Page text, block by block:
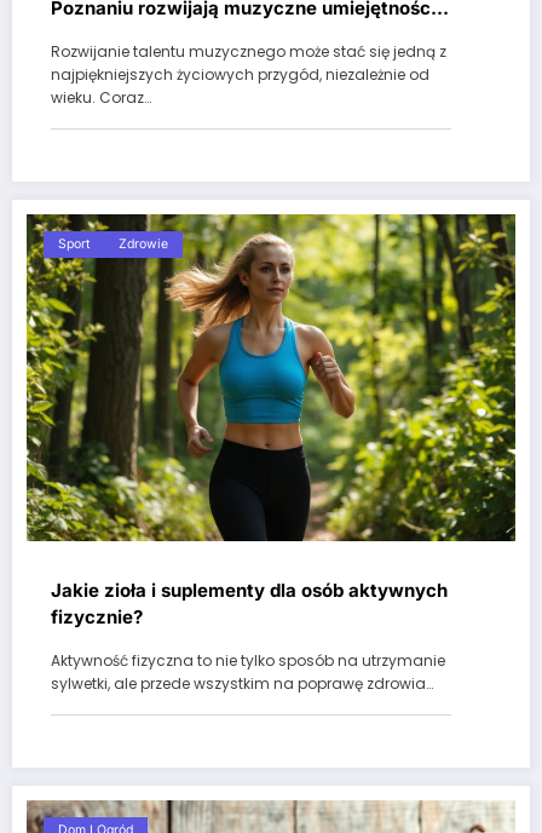
Poznaniu rozwijają muzyczne umiejętności
Rozwijanie talentu muzycznego może stać się jedną z
najpiękniejszych życiowych przygód, niezależnie od
wieku. Coraz…
Sport Zdrowie
Jakie zioła i suplementy dla osób aktywnych
fizycznie?
Aktywność fizyczna to nie tylko sposób na utrzymanie
sylwetki, ale przede wszystkim na poprawę zdrowia…